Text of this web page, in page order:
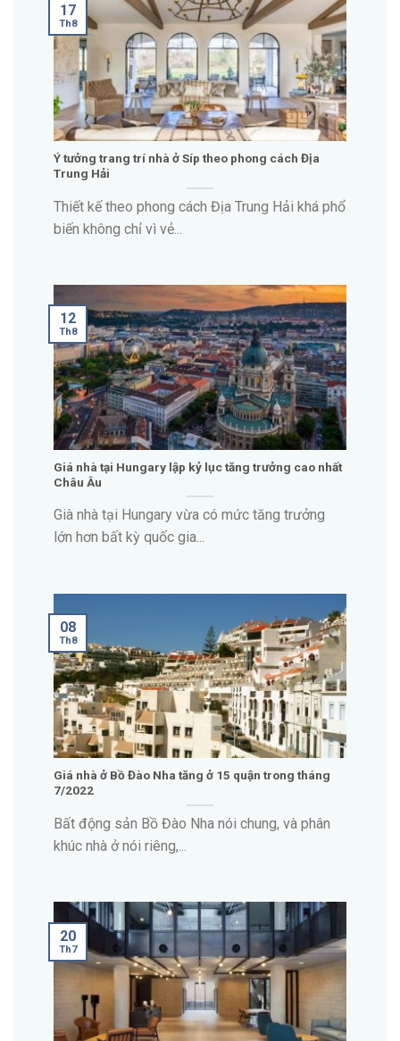
Ý tưởng trang trí nhà ở Síp theo phong cách Địa
Trung Hải
Thiết kế theo phong cách Địa Trung Hải khá phổ
biến không chỉ vì vẻ...
17
Th8
Giá nhà tại Hungary lập kỷ lục tăng trưởng cao nhất
Châu Âu
Già nhà tại Hungary vừa có ​​mức tăng trưởng
lớn hơn bất kỳ quốc gia...
12
Th8
Giá nhà ở Bồ Đào Nha tăng ở 15 quận trong tháng
7/2022
Bất động sản Bồ Đào Nha nói chung, và phân
khúc nhà ở nói riêng,...
08
Th8
20
Th7